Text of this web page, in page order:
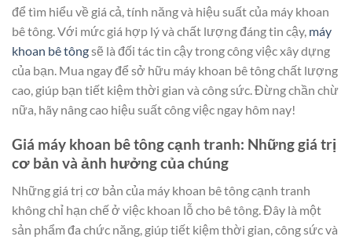
để tìm hiểu về giá cả, tính năng và hiệu suất của máy khoan
bê tông. Với mức giá hợp lý và chất lượng đáng tin cậy, máy
khoan bê tôngsẽ là đối tác tin cậy trong công việc xây dựng
của bạn. Mua ngay để sở hữu máy khoan bê tông chất lượng
cao, giúp bạn tiết kiệm thời gian và công sức. Đừng chần chừ
nữa, hãy nâng cao hiệu suất công việc ngay hôm nay!
Giá máy khoan bê tông cạnh tranh: Những giá trị
cơ bản và ảnh hưởng của chúng
Những giá trị cơ bản của máy khoan bê tông cạnh tranh
không chỉ hạn chế ở việc khoan lỗ cho bê tông. Đây là một
sản phẩm đa chức năng, giúp tiết kiệm thời gian, công sức và